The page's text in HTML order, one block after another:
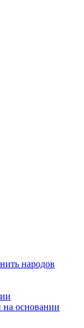
народов
на основании